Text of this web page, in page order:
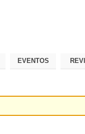
EVENTOS